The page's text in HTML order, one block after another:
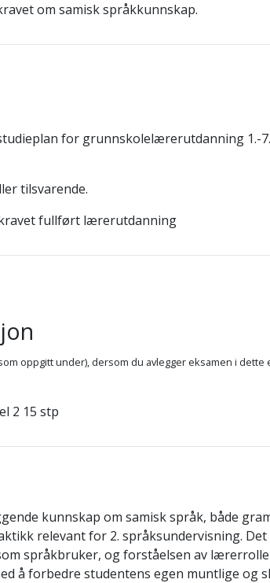
om samisk språkkunnskap.
for grunnskolelærerutdanning 1.-
tilsvarende.
fullført lærerutdanning
oppgitt under), dersom du avlegger eksamen i dette
2 15 stp
kunnskap om samisk språk, både
relevant for 2. språksundervisning. Det
språkbruker, og forståelsen av
å forbedre studentens egen muntlige og